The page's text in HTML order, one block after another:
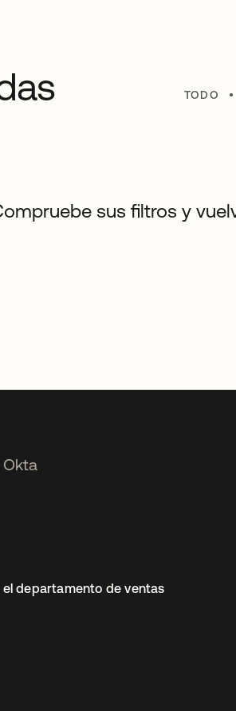
TODO •
sus filtros y
el departamento de ventas